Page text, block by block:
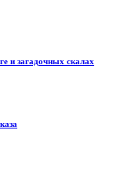
и загадочных скалах